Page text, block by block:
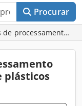
Procurar
processamento
plásticos